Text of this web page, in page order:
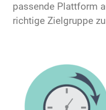
passende Plattform
richtige Zielgruppe